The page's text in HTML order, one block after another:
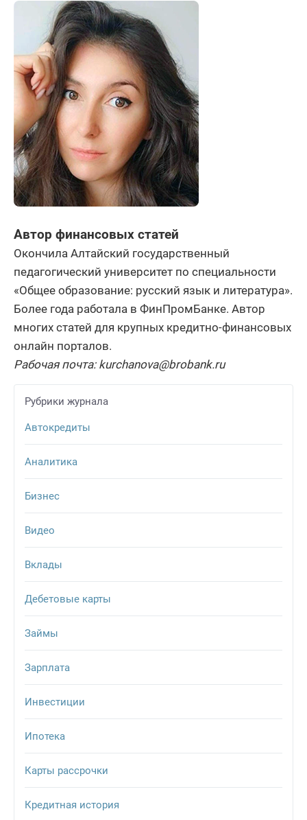
Автор финансовых статей
Окончила Алтайский государственный
педагогический университет по специальности
«Общее образование: русский язык и литература».
Более года работала в ФинПромБанке. Автор
многих статей для крупных кредитно-финансовых
онлайн порталов.
Рабочая почта: kurchanova@brobank.ru
Рубрики журнала
Автокредиты
Аналитика
Бизнес
Видео
Вклады
Дебетовые карты
Займы
Зарплата
Инвестиции
Ипотека
Карты рассрочки
Кредитная история